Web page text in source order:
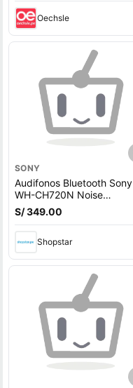
Oechsle
SONY
Audifonos Bluetooth Sony
WH-CH720N Noise
Cancelling Blue
S/ 349.00
Shopstar